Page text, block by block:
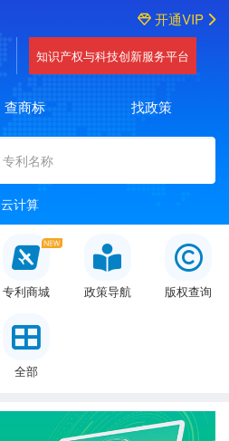
开通VIP
知识产权与科技创新服务平台
查商标 找政策
云计算
专利商城 政策导航 版权查询
全部